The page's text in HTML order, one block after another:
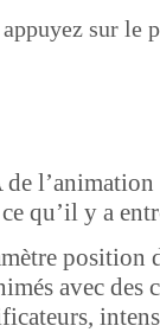
sur le
qu’il y a
position
avec des